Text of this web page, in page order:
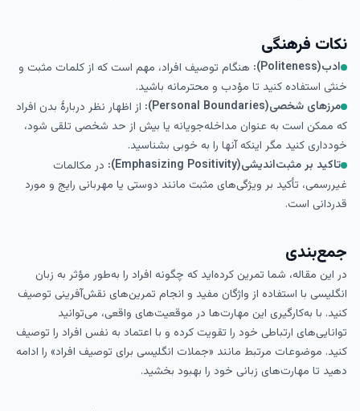
نکات فرهنگی
ادب(Politeness):
هنگام توصیف افراد، مهم است که از کلمات مثبت و
خنثی استفاده کنید تا مؤدب و محترمانه باشید.
مرزهای شخصی(Personal Boundaries):
از اظهار نظر دربارهٔ بدن افراد
که ممکن است به عنوان مداخله‌جویانه یا بیش از حد شخصی تلقی شود،
خودداری کنید مگر اینکه آنها را به خوبی بشناسید.
تاکید بر مثبت‌اندیشی(Emphasizing Positivity):
در مکالمات
غیررسمی، تأکید بر ویژگی‌های مثبت مانند دوستی یا مهربانی رایج و مورد
قدردانی است.
جمع‌بندی
در این مقاله، شما تمرین کرده‌اید که چگونه افراد را به‌طور مؤثر به زبان
انگلیسی با استفاده از واژگان مفید و انجام تمرین‌های نقش‌آفرینی توصیف
کنید. با به‌کارگیری این مهارت‌ها در موقعیت‌های واقعی، می‌توانید
توانایی‌های ارتباطی خود را تقویت کرده و با اعتماد به نفس افراد را توصیف
کنید. موضوعات مرتبط مانند «جملات انگلیسی برای توصیف افراد» را ادامه
دهید تا مهارت‌های زبانی خود را بهبود بخشید.